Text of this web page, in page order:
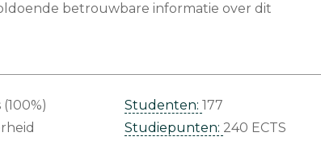
betrouwbare informatie over dit
Studenten: 177
Studiepunten: 240 ECTS